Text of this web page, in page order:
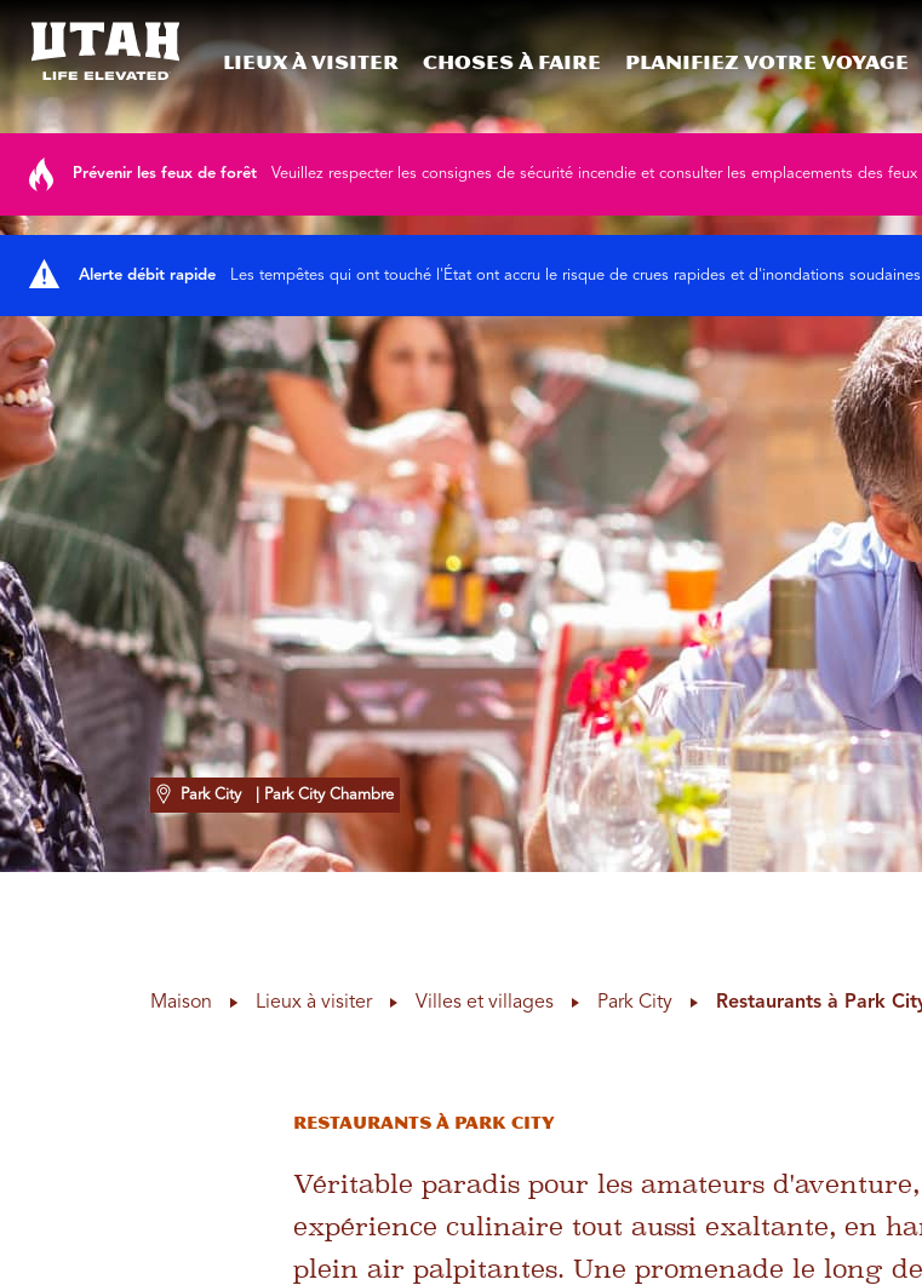
Lieux à visiter Choses à faire Planifiez votre voyage
Prévenir les feux de forêt Veuillez respecter les consignes de sécurité incendie et consulter les emplacements des
Alerte débit rapide Les tempêtes qui ont touché l'État ont accru le risque de crues rapides et d'inondations
Park City | Park City Chambre
Maison Lieux à visiter Villes et villages Park City Restaurants à Park
Restaurants à Park City
Véritable paradis pour les amateurs
expérience culinaire tout aussi exaltante, en
plein air palpitantes. Une promenade le long de